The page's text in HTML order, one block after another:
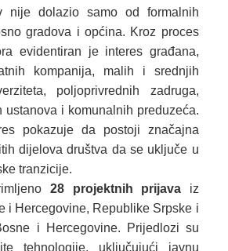
nije dolazio samo od formalnih
gradova i općina. Kroz proces
evidentiran je interes građana,
kompanija, malih i srednjih
poljoprivrednih zadruga,
ustanova i komunalnih preduzeća.
pokazuje da postoji značajna
dijelova društva da se uključe u
tranzicije.
28 projektnih prijava iz
i Hercegovine, Republike Srpske i
i Hercegovine. Prijedlozi su
tehnologije, uključujući javnu